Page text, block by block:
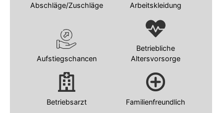
Abschläge/Zuschläge Arbeitskleidung
Aufstiegschancen
Betriebliche
Altersvorsorge
Betriebsarzt Familienfreundlich